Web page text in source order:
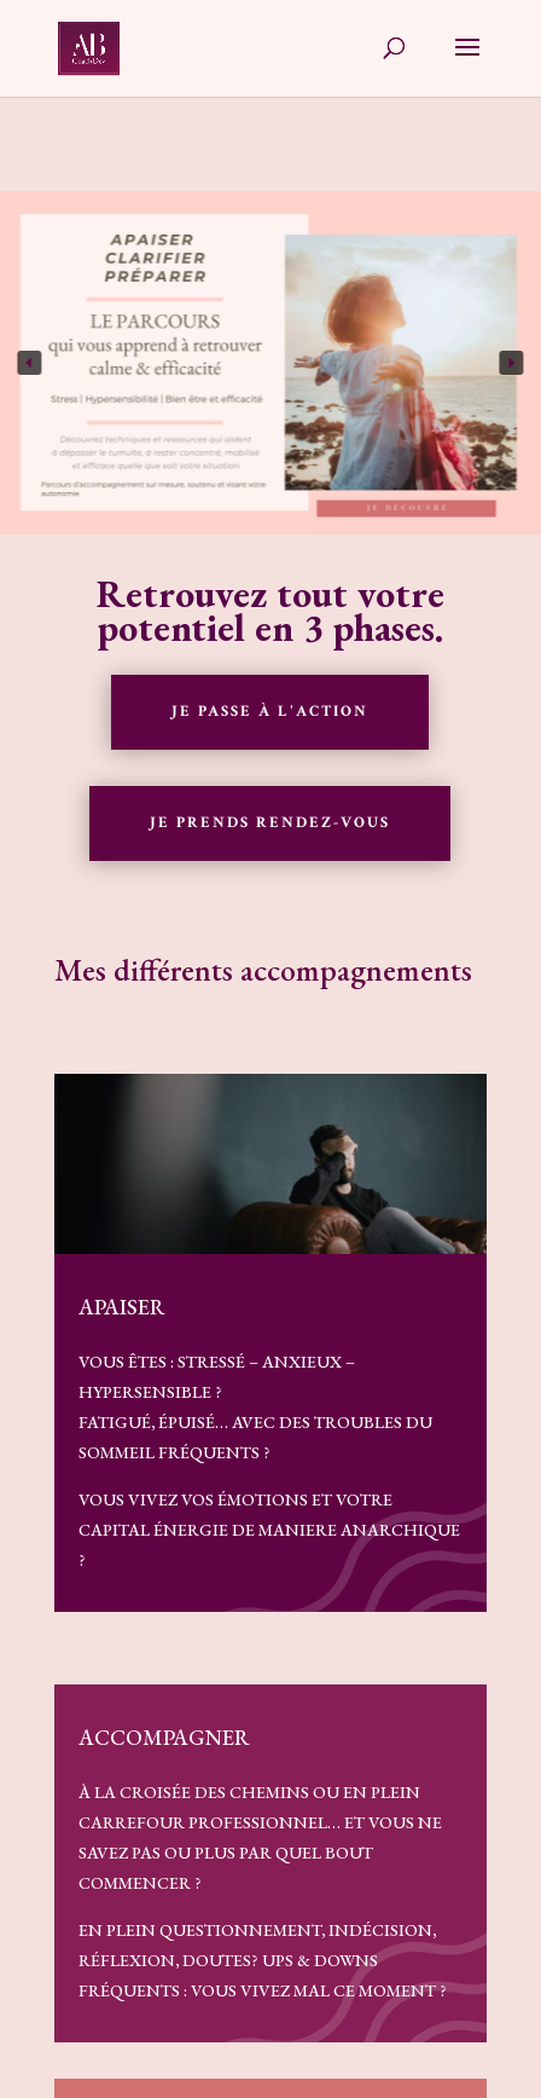
Retrouvez tout votre
potentiel en 3 phases.
JE PASSE À L'ACTION
JE PRENDS RENDEZ-VOUS
Mes différents accompagnements
APAISER
VOUS ÊTES : STRESSÉ – ANXIEUX –
HYPERSENSIBLE ?
FATIGUÉ, ÉPUISÉ… AVEC DES TROUBLES DU
SOMMEIL FRÉQUENTS ?
VOUS VIVEZ VOS ÉMOTIONS ET VOTRE
CAPITAL ÉNERGIE DE MANIERE ANARCHIQUE
?
ACCOMPAGNER
À LA CROISÉE DES CHEMINS OU EN PLEIN
CARREFOUR PROFESSIONNEL… ET VOUS NE
SAVEZ PAS OU PLUS PAR QUEL BOUT
COMMENCER ?
EN PLEIN QUESTIONNEMENT, INDÉCISION,
RÉFLEXION, DOUTES? UPS & DOWNS
FRÉQUENTS : VOUS VIVEZ MAL CE MOMENT ?